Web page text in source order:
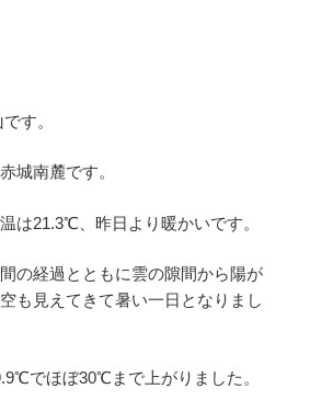
す。
城南麓です。
は21.3℃、昨日より暖かいです。
の経過とともに雲の隙間から陽が
も見えてきて暑い一日となりまし
でほぼ30℃まで上がりました。